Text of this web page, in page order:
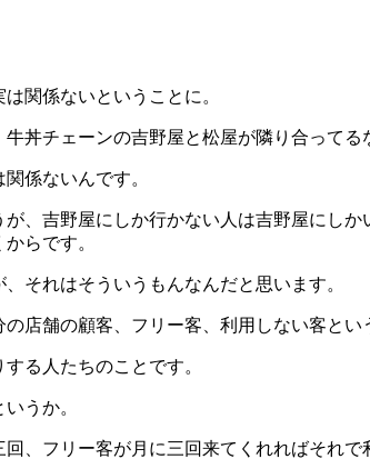
関係ないということに。
丼チェーンの吉野屋と松屋が隣り合って
係ないんです。
、吉野屋にしか行かない人は吉野屋にし
らです。
それはそういうもんなんだと思います。
店舗の顧客、フリー客、利用しない客とい
る人たちのことです。
うか。
、フリー客が月に三回来てくれればそれで